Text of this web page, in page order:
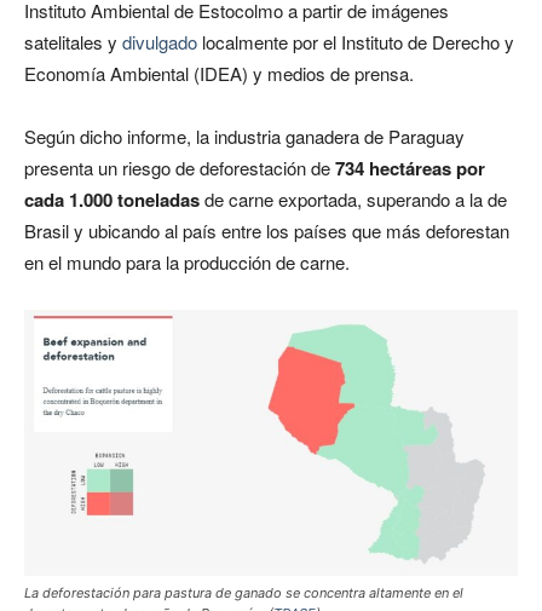
Instituto Ambiental de Estocolmo a partir de imágenes
satelitales y divulgado localmente por el Instituto de Derecho y
Economía Ambiental (IDEA) y medios de prensa.
Según dicho informe, la industria ganadera de Paraguay
presenta un riesgo de deforestación de734 hectáreas por
cada 1.000 toneladasde carne exportada, superando a la de
Brasil y ubicando al país entre los países que más deforestan
en el mundo para la producción de carne.
La deforestación para pastura de ganado se concentra altamente en el